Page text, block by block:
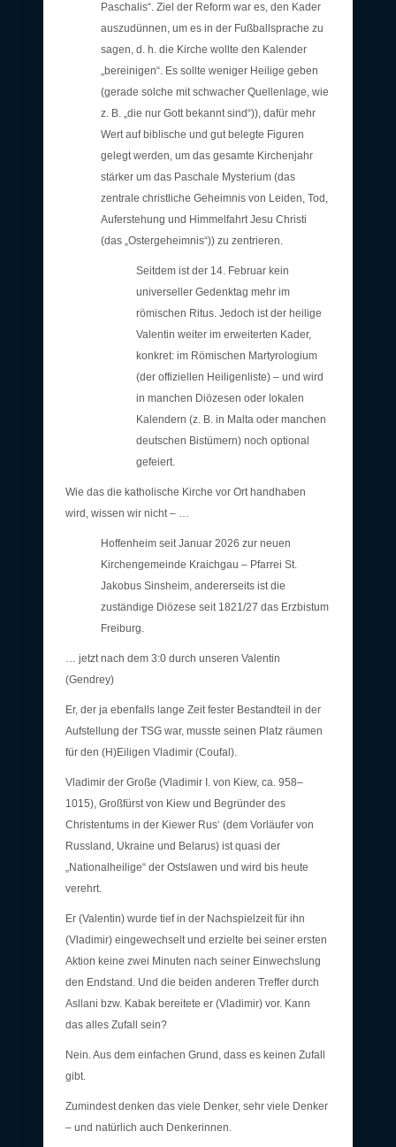
Paschalis“. Ziel der Reform war es, den Kader
auszudünnen, um es in der Fußballsprache zu
sagen, d. h. die Kirche wollte den Kalender
„bereinigen“. Es sollte weniger Heilige geben
(gerade solche mit schwacher Quellenlage, wie
z. B. „die nur Gott bekannt sind“)), dafür mehr
Wert auf biblische und gut belegte Figuren
gelegt werden, um das gesamte Kirchenjahr
stärker um das Paschale Mysterium (das
zentrale christliche Geheimnis von Leiden, Tod,
Auferstehung und Himmelfahrt Jesu Christi
(das „Ostergeheimnis“)) zu zentrieren.
Seitdem ist der 14. Februar kein
universeller Gedenktag mehr im
römischen Ritus. Jedoch ist der heilige
Valentin weiter im erweiterten Kader,
konkret: im Römischen Martyrologium
(der offiziellen Heiligenliste) – und wird
in manchen Diözesen oder lokalen
Kalendern (z. B. in Malta oder manchen
deutschen Bistümern) noch optional
gefeiert.
Wie das die katholische Kirche vor Ort handhaben
wird, wissen wir nicht – …
Hoffenheim seit Januar 2026 zur neuen
Kirchengemeinde Kraichgau – Pfarrei St.
Jakobus Sinsheim, andererseits ist die
zuständige Diözese seit 1821/27 das Erzbistum
Freiburg.
… jetzt nach dem 3:0 durch unseren Valentin
(Gendrey)
Er, der ja ebenfalls lange Zeit fester Bestandteil in der
Aufstellung der TSG war, musste seinen Platz räumen
für den (H)Eiligen Vladimir (Coufal).
Vladimir der Große (Vladimir I. von Kiew, ca. 958–
1015), Großfürst von Kiew und Begründer des
Christentums in der Kiewer Rus‘ (dem Vorläufer von
Russland, Ukraine und Belarus) ist quasi der
„Nationalheilige“ der Ostslawen und wird bis heute
verehrt.
Er (Valentin) wurde tief in der Nachspielzeit für ihn
(Vladimir) eingewechselt und erzielte bei seiner ersten
Aktion keine zwei Minuten nach seiner Einwechslung
den Endstand. Und die beiden anderen Treffer durch
Asllani bzw. Kabak bereitete er (Vladimir) vor. Kann
das alles Zufall sein?
Nein. Aus dem einfachen Grund, dass es keinen Zufall
gibt.
Zumindest denken das viele Denker, sehr viele Denker
– und natürlich auch Denkerinnen.